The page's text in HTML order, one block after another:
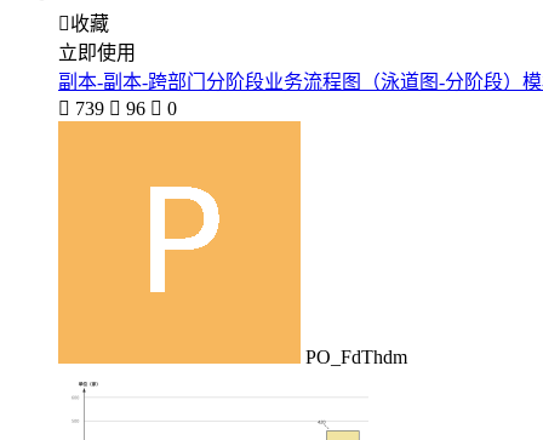
收藏
立即使用
副本-副本-跨部门分阶段业务流程图（泳道图-分阶段）
 739  96  0
PO_FdThdm